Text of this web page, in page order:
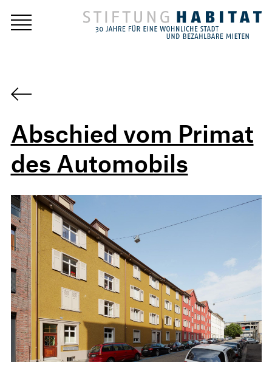
Abschied vom Primat
des Automobils